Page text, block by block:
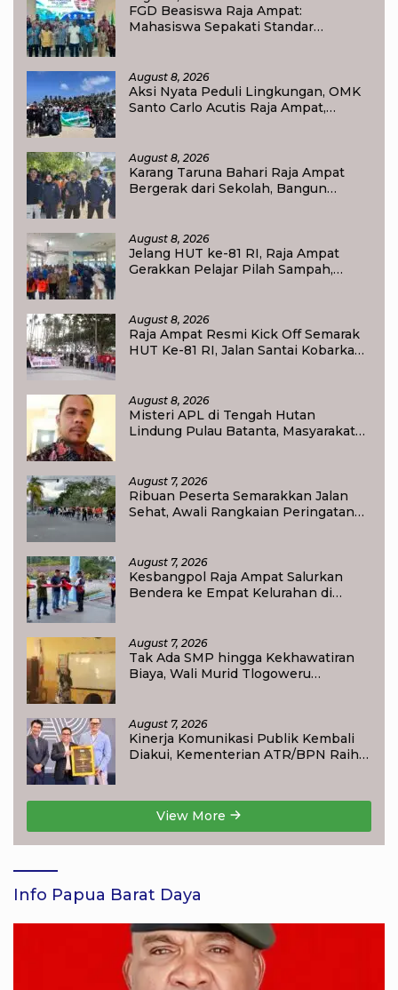
FGD Beasiswa Raja Ampat:
Mahasiswa Sepakati Standar
August 8, 2026
Aksi Nyata Peduli Lingkungan, OMK
Santo Carlo Acutis Raja Ampat,
August 8, 2026
Karang Taruna Bahari Raja Ampat
Bergerak dari Sekolah, Bangun
August 8, 2026
Jelang HUT ke-81 RI, Raja Ampat
Gerakkan Pelajar Pilah Sampah,
August 8, 2026
Raja Ampat Resmi Kick Off Semarak
HUT Ke-81 RI, Jalan Santai Kobarkan
August 8, 2026
Misteri APL di Tengah Hutan
Lindung Pulau Batanta, Masyarakat
August 7, 2026
Ribuan Peserta Semarakkan Jalan
Sehat, Awali Rangkaian Peringatan
August 7, 2026
Kesbangpol Raja Ampat Salurkan
Bendera ke Empat Kelurahan di
August 7, 2026
Tak Ada SMP hingga Kekhawatiran
Biaya, Wali Murid Tlogoweru
August 7, 2026
Kinerja Komunikasi Publik Kembali
Diakui, Kementerian ATR/BPN Raih
View More
Info Papua Barat Daya